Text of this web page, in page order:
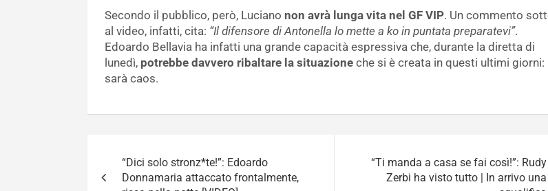
Secondo il pubblico, però, Luciano non avrà lunga vita nel GF VIP . Un commento sotto
al video, infatti, cita:“Il difensore di Antonella lo mette a ko in puntata preparatevi”.
Edoardo Bellavia ha infatti una grande capacità espressiva che, durante la diretta di
lunedì,potrebbe davvero ribaltare la situazioneche si è creata in questi ultimi giorni:
sarà caos.
articoli
“Dici solo stronz*te!”: Edoardo
Donnamaria attaccato frontalmente,
rissa nella notte [VIDEO]
“Ti manda a casa se fai così!”: Rudy
Zerbi ha visto tutto | In arrivo una
squalifica